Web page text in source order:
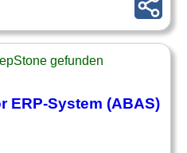
gefunden
ERP-System (ABAS)